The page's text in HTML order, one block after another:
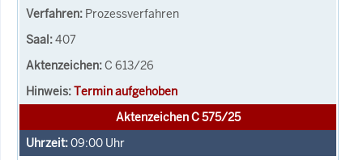
Prozessverfahren
407
C 613/26
Termin aufgehoben
Aktenzeichen C 575/25
09:00 Uhr